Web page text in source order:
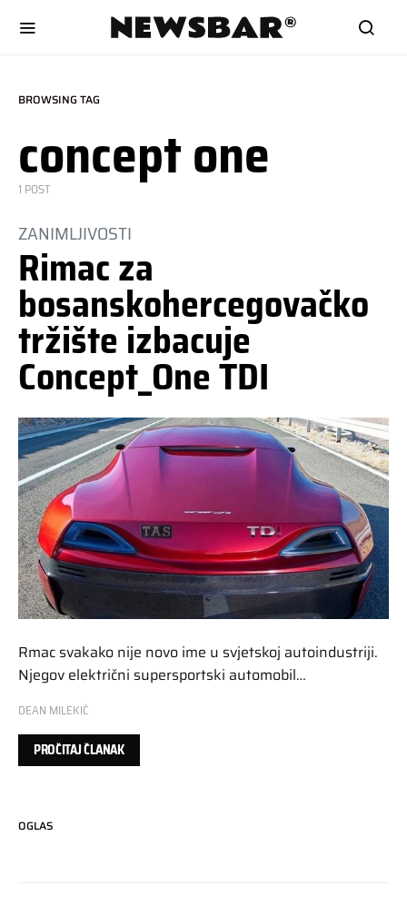
BROWSING TAG
concept one
1 POST
ZANIMLJIVOSTI
Rimac za
bosanskohercegovačko
tržište izbacuje
Concept_One TDI
Rmac svakako nije novo ime u svjetskoj autoindustriji.
Njegov električni supersportski automobil…
DEAN MILEKIĆ
PROČITAJ ČLANAK
OGLAS